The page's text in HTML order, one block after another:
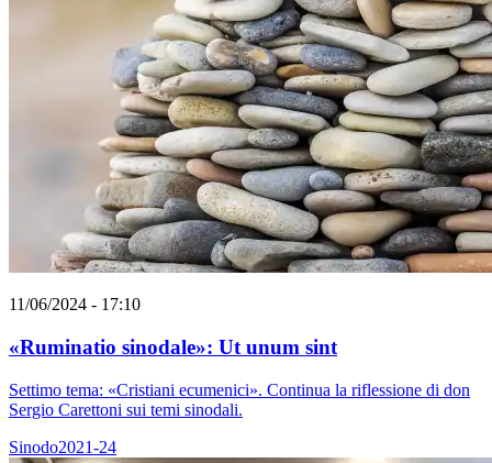
11/06/2024 - 17:10
«Ruminatio sinodale»: Ut unum sint
Settimo tema: «Cristiani ecumenici». Continua la riflessione di don
Sergio Carettoni sui temi sinodali.
Sinodo2021-24